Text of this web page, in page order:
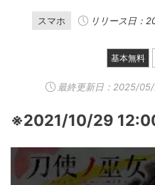
スマホ リリース日：
基本無料
最終更新日： 2025/
※2021/10/29